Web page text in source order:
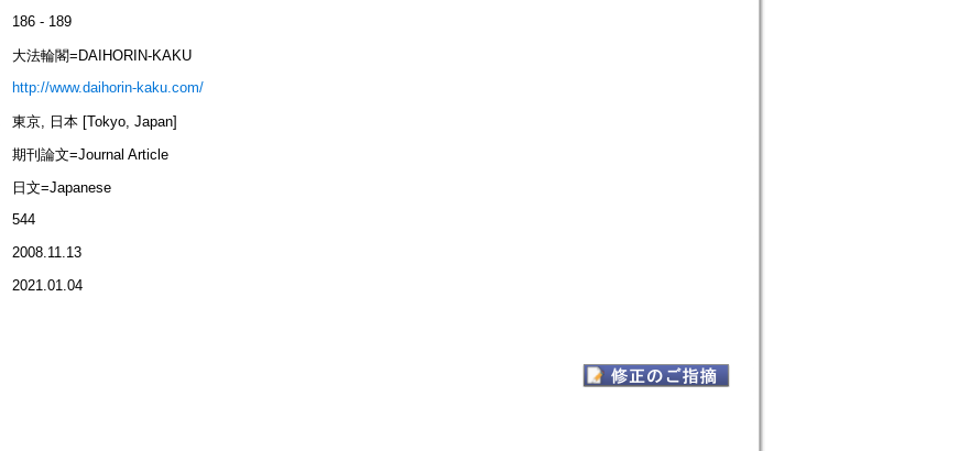
186 - 189
大法輪閣=DAIHORIN-KAKU
http://www.daihorin-kaku.com/
東京, 日本 [Tokyo, Japan]
期刊論文=Journal Article
日文=Japanese
544
2008.11.13
2021.01.04